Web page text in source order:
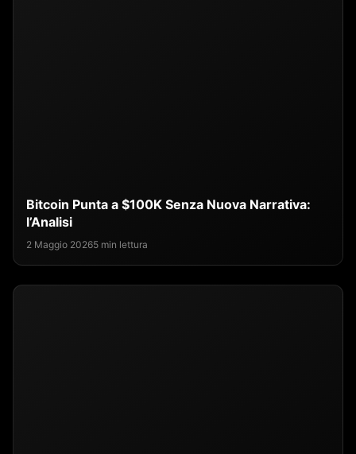
Bitcoin Punta a $100K Senza Nuova Narrativa:
l’Analisi
2 Maggio 20265 min lettura